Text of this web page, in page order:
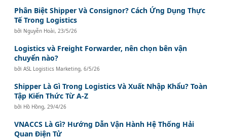
Phân Biệt Shipper Và Consignor? Cách Ứng Dụng Thực
Tế Trong Logistics
bởi Nguyễn Hoài,23/5/26
Logistics và Freight Forwarder, nên chọn bên vận
chuyển nào?
bởiASL Logistics Marketing,6/5/26
Shipper Là Gì Trong Logistics Và Xuất Nhập Khẩu? Toàn
Tập Kiến Thức Từ A-Z
bởi Hồ Hồng,29/4/26
VNACCS Là Gì? Hướng Dẫn Vận Hành Hệ Thống Hải
Quan Điện Tử